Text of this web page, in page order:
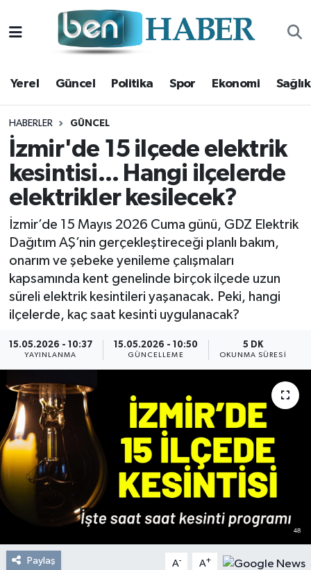
Yerel Güncel Politika Spor Ekonomi Sağlık
HABERLER GÜNCEL
İzmir'de 15 ilçede elektrik
kesintisi... Hangi ilçelerde
elektrikler kesilecek?
İzmir’de 15 Mayıs 2026 Cuma günü, GDZ Elektrik
Dağıtım AŞ’nin gerçekleştireceği planlı bakım,
onarım ve şebeke yenileme çalışmaları
kapsamında kent genelinde birçok ilçede uzun
süreli elektrik kesintileri yaşanacak. Peki, hangi
ilçelerde, kaç saat kesinti uygulanacak?
15.05.2026 - 10:37
YAYINLANMA
15.05.2026 - 10:50
GÜNCELLEME
5 DK
OKUNMA SÜRESI
Paylaş A- A+
Yerel
Güncel
Politika
Spor
Ekonomi
Sağlık
Magazin
Kültür Sanat
Röportajlar
Hava Durumu
Trafik Durumu
Süper Lig Puan Durumu ve Fikstür
Tüm Manşetler
Son Dakika Haberleri
Haber Arşivi